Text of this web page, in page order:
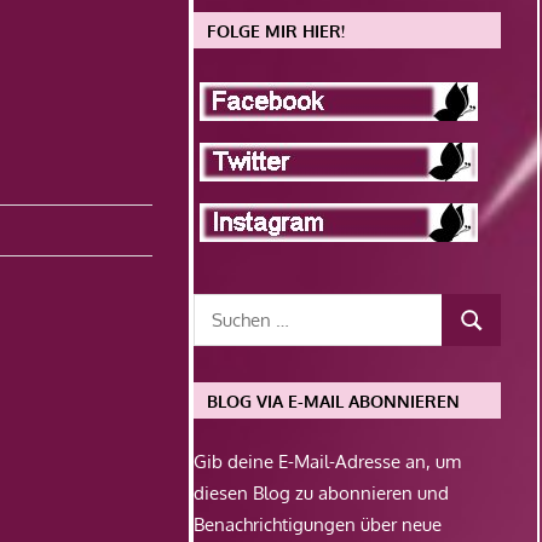
FOLGE MIR HIER!
BLOG VIA E-MAIL ABONNIEREN
Gib deine E-Mail-Adresse an, um
diesen Blog zu abonnieren und
Benachrichtigungen über neue